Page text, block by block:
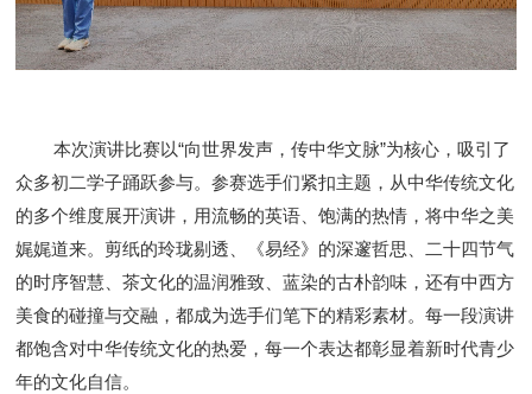
本次演讲比赛以“向世界发声，传中华文脉”为核心，吸引了
众多初二学子踊跃参与。参赛选手们紧扣主题，从中华传统文化
的多个维度展开演讲，用流畅的英语、饱满的热情，将中华之美
娓娓道来。剪纸的玲珑剔透、《易经》的深邃哲思、二十四节气
的时序智慧、茶文化的温润雅致、蓝染的古朴韵味，还有中西方
美食的碰撞与交融，都成为选手们笔下的精彩素材。每一段演讲
都饱含对中华传统文化的热爱，每一个表达都彰显着新时代青少
年的文化自信。